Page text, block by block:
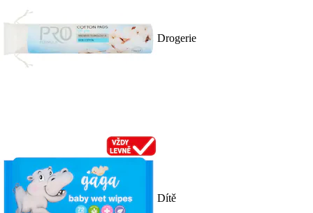
Drogerie
Dítě